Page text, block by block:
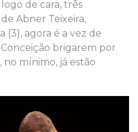
de cara, três
Abner Teixeira,
(3), agora é a vez de
brigarem por
no mínimo, já estão